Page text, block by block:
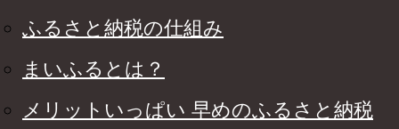
ふるさと納税の仕組み
まいふるとは？
メリットいっぱい 早めのふるさと納税